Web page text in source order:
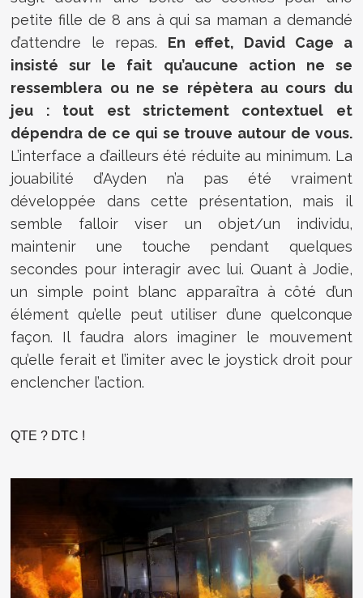
petite fille de 8 ans à qui sa maman a demandé
d’attendre le repas. En effet, David Cage a
insisté sur le fait qu’aucune action ne se
ressemblera ou ne se répètera au cours du
jeu : tout est strictement contextuel et
dépendra de ce qui se trouve autour de vous.
L’interface a d’ailleurs été réduite au minimum. La
jouabilité d’Ayden n’a pas été vraiment
développée dans cette présentation, mais il
semble falloir viser un objet/un individu,
maintenir une touche pendant quelques
secondes pour interagir avec lui. Quant à Jodie,
un simple point blanc apparaîtra à côté d’un
élément qu’elle peut utiliser d’une quelconque
façon. Il faudra alors imaginer le mouvement
qu’elle ferait et l’imiter avec le joystick droit pour
enclencher l’action.
QTE ? DTC !